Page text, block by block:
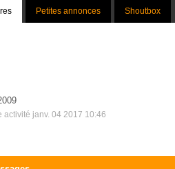
Petites annonces Shoutbox
activité janv. 04 2017 10:46